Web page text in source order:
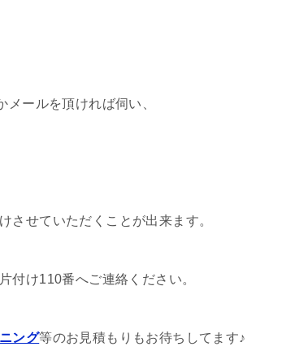
ールを頂ければ伺い、
させていただくことが出来ます。
付け110番へご連絡ください。
ング等のお見積もりもお待ちしてます♪